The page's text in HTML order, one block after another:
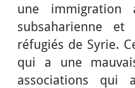
une immigration
subsaharienne
réfugiés de Syrie.
qui a une
associations qui